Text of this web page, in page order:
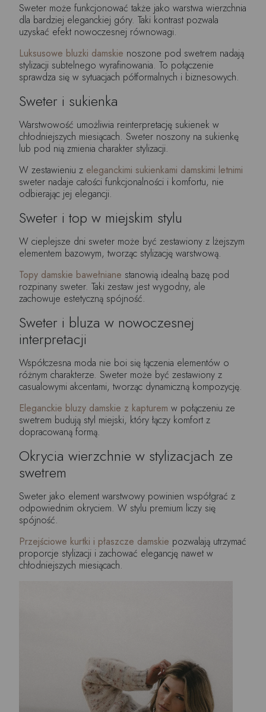
Sweter może funkcjonować także jako warstwa wierzchnia
dla bardziej eleganckiej góry. Taki kontrast pozwala
uzyskać efekt nowoczesnej równowagi.
Luksusowe bluzki damskie noszone pod swetrem nadają
stylizacji subtelnego wyrafinowania. To połączenie
sprawdza się w sytuacjach półformalnych i biznesowych.
Sweter i sukienka
Warstwowość umożliwia reinterpretację sukienek w
chłodniejszych miesiącach. Sweter noszony na sukienkę
lub pod nią zmienia charakter stylizacji.
W zestawieniu z eleganckimi sukienkami damskimi letnimi
sweter nadaje całości funkcjonalności i komfortu, nie
odbierając jej elegancji.
Sweter i top w miejskim stylu
W cieplejsze dni sweter może być zestawiony z lżejszym
elementem bazowym, tworząc stylizację warstwową.
Topy damskie bawełniane stanowią idealną bazę pod
rozpinany sweter. Taki zestaw jest wygodny, ale
zachowuje estetyczną spójność.
Sweter i bluza w nowoczesnej
interpretacji
Współczesna moda nie boi się łączenia elementów o
różnym charakterze. Sweter może być zestawiony z
casualowymi akcentami, tworząc dynamiczną kompozycję.
Eleganckie bluzy damskie z kapturem w połączeniu ze
swetrem budują styl miejski, który łączy komfort z
dopracowaną formą.
Okrycia wierzchnie w stylizacjach ze
swetrem
Sweter jako element warstwowy powinien współgrać z
odpowiednim okryciem. W stylu premium liczy się
spójność.
Przejściowe kurtki i płaszcze damskie pozwalają utrzymać
proporcje stylizacji i zachować elegancję nawet w
chłodniejszych miesiącach.